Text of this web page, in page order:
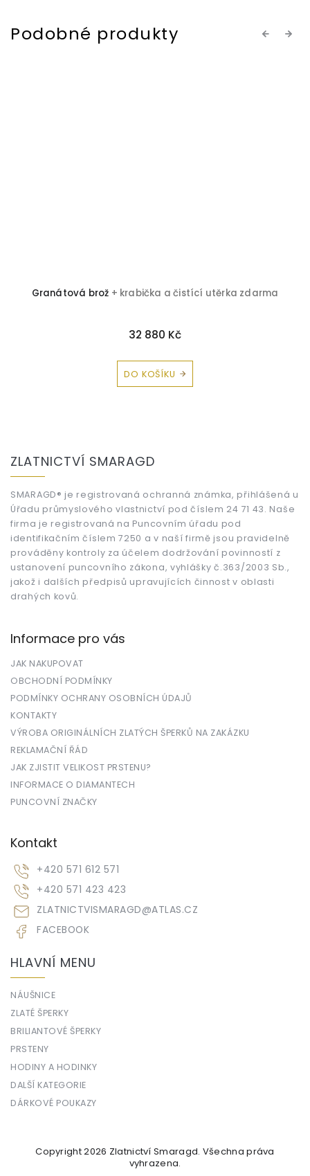
Previous
Granátová brož + krabička a čistící utěrka zdarma
32 880 Kč
DO KOŠÍKU
Next
ZLATNICTVÍ SMARAGD
SMARAGD® je registrovaná ochranná známka, přihlášená u
Úřadu průmyslového vlastnictví pod číslem 24 71 43. Naše
firma je registrovaná na Puncovním úřadu pod
identifikačním číslem 7250 a v naší firmě jsou pravidelně
prováděny kontroly za účelem dodržování povinností z
ustanovení puncovního zákona, vyhlášky č.363/2003 Sb.,
jakož i dalších předpisů upravujících činnost v oblasti
drahých kovů.
Informace pro vás
JAK NAKUPOVAT
OBCHODNÍ PODMÍNKY
PODMÍNKY OCHRANY OSOBNÍCH ÚDAJŮ
KONTAKTY
VÝROBA ORIGINÁLNÍCH ZLATÝCH ŠPERKŮ NA ZAKÁZKU
REKLAMAČNÍ ŘÁD
JAK ZJISTIT VELIKOST PRSTENU?
INFORMACE O DIAMANTECH
PUNCOVNÍ ZNAČKY
Kontakt
ZLATNICTVISMARAGD@ATLAS.CZ
+420 571 612 571
+420 571 423 423
FACEBOOK
HLAVNÍ MENU
NÁUŠNICE
ZLATÉ ŠPERKY
BRILIANTOVÉ ŠPERKY
PRSTENY
HODINY A HODINKY
DALŠÍ KATEGORIE
DÁRKOVÉ POUKAZY
Copyright 2026 Zlatnictví Smaragd. Všechna práva
vyhrazena.